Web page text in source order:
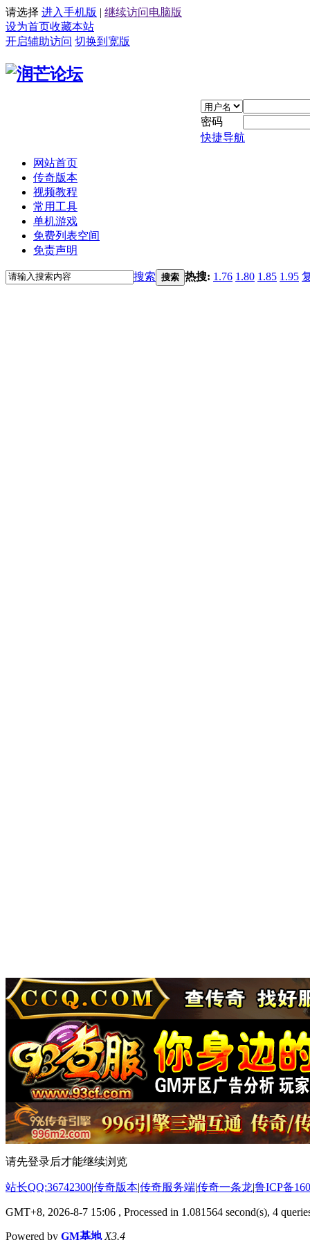
请选择 进入手机版 | 继续访问电脑版
设为首页收藏本站
开启辅助访问 切换到宽版
密码
快捷导航
网站首页
传奇版本
视频教程
常用工具
单机游戏
免费列表空间
免责声明
搜索 搜索 热搜: 1.76 1.80 1.85 1.95
请先登录后才能继续浏览
站长QQ:36742300|传奇版本|传奇服务端|传奇一条龙|鲁ICP备
GMT+8, 2026-8-7 15:06 , Processed in 1.081564 second(s), 4
Powered by GM基地 X3.4